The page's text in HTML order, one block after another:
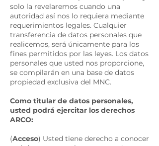
solo la revelaremos cuando una
autoridad así nos lo requiera mediante
requerimientos legales. Cualquier
transferencia de datos personales que
realicemos, será únicamente para los
fines permitidos por las leyes. Los datos
personales que usted nos proporcione,
se compilarán en una base de datos
propiedad exclusiva del MNC.
Como titular de datos personales,
usted podrá ejercitar los derechos
ARCO:
(Acceso) Usted tiene derecho a conocer